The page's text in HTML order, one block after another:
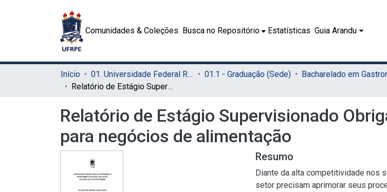
Comunidades & Coleções Busca no Repositório Estatísticas Guia Arandu
Início 01. Universidade Federal Rural de Pernambuco - UFRPE (Sede) 01.1 - Graduação (Sede)
Relatório de Estágio Supervisionado Obrigatório: consultoria de gestão para negócios de alimentação
Relatório de Estágio Supervisionado
para negócios de alimentação
Resumo
Diante da alta competitividade nos
setor precisam aprimorar seus